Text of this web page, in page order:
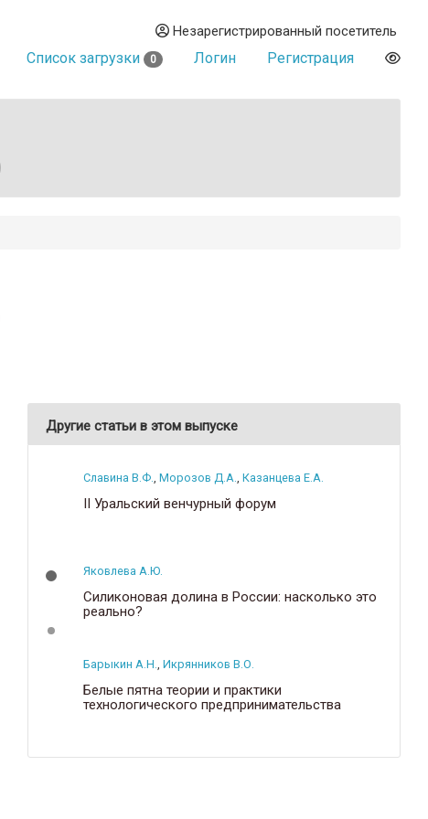
Незарегистрированный посетитель
Список загрузки 0 Логин Регистрация
Другие статьи в этом выпуске
Славина В.Ф., Морозов Д.А., Казанцева Е.А.
II Уральский венчурный форум
Яковлева А.Ю.
Силиконовая долина в России: насколько это
реально?
Барыкин А.Н., Икрянников В.О.
Белые пятна теории и практики
технологического предпринимательства